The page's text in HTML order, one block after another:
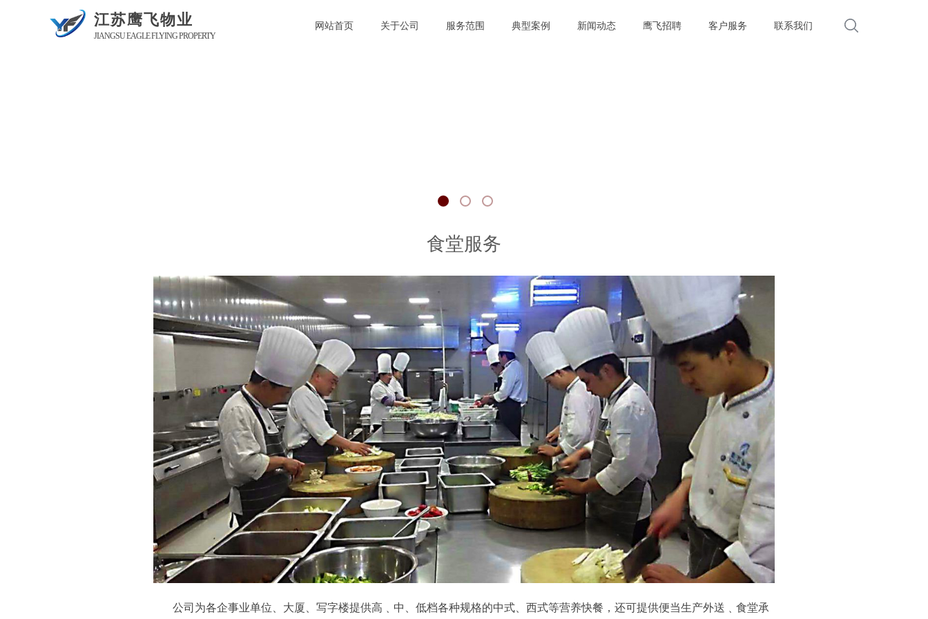
江苏鹰飞物业
JIANGSU EAGLE FLYING PROPERTY
网站首页 关于公司 服务范围 典型案例 新闻动态 鹰飞招聘 客户服务 联系我们
食堂服务
公司为各企事业单位、大厦、写字楼提供高﹑中、低档各种规格的中式、西式等营养快餐，还可提供便当生产外送﹑食堂承